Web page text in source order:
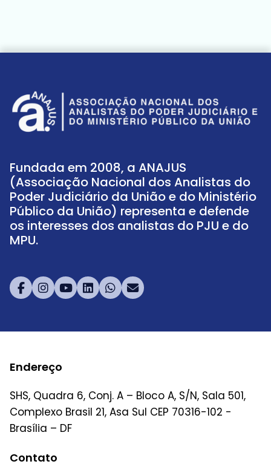
Fundada em 2008, a ANAJUS
(Associação Nacional dos Analistas do
Poder Judiciário da União e do Ministério
Público da União) representa e defende
os interesses dos analistas do PJU e do
MPU.
Endereço
SHS, Quadra 6, Conj. A – Bloco A, S/N, Sala 501,
Complexo Brasil 21, Asa Sul CEP 70316-102 -
Brasília – DF
Contato